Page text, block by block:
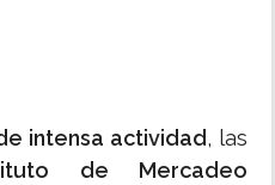
intensa actividad, las
de Mercadeo